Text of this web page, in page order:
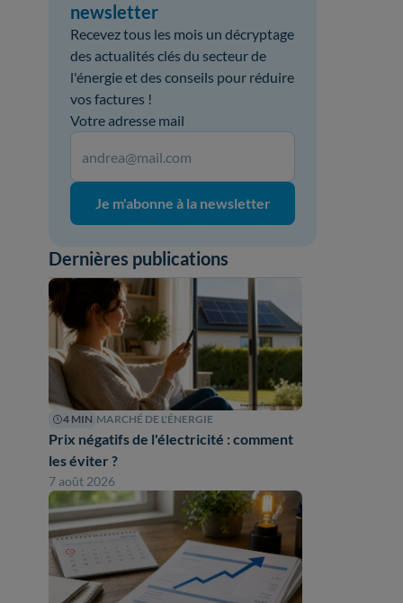
newsletter
Recevez tous les mois un décryptage
des actualités clés du secteur de
l'énergie et des conseils pour réduire
vos factures !
Votre adresse mail
Je m'abonne à la newsletter
Dernières publications
4 MIN MARCHÉ DE L'ÉNERGIE
Prix négatifs de l'électricité : comment
les éviter ?
7 août 2026